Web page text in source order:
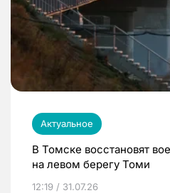
Актуальное
В Томске восстановят
на левом берегу Томи
12:19 / 31.07.26